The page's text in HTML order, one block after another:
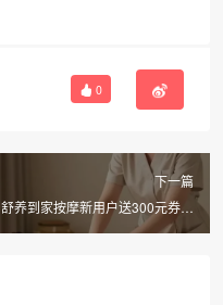
0
下一篇
舒养到家按摩新用户送300元券，
同城上门推拿精油spa30分钟到